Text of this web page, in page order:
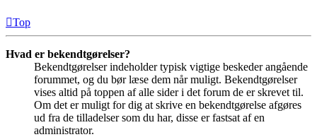
Top
Hvad er bekendtgørelser?
Bekendtgørelser indeholder typisk vigtige beskeder angående
forummet, og du bør læse dem når muligt. Bekendtgørelser
vises altid på toppen af alle sider i det forum de er skrevet til.
Om det er muligt for dig at skrive en bekendtgørelse afgøres
ud fra de tilladelser som du har, disse er fastsat af en
administrator.